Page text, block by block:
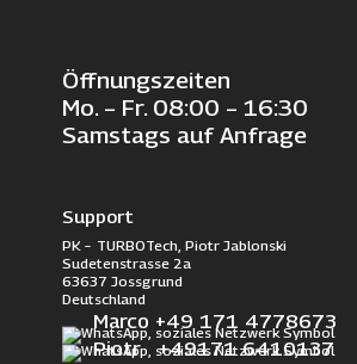
Öffnungszeiten
Mo. – Fr. 08:00 – 16:30
Samstags auf Anfrage
Support
PK – TURBOTech, Piotr Jablonski
Sudetenstrasse 2a
63637 Jossgrund
Deutschland
Marco +49 171 4778673
Piotr +49171 6410137